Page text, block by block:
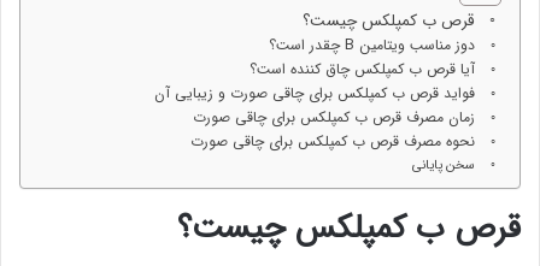
قرص ب کمپلکس چیست؟
دوز مناسب ویتامین B چقدر است؟
آیا قرص ب کمپلکس چاق کننده است؟
فواید قرص ب کمپلکس برای چاقی صورت و زیبایی آن
زمان مصرف قرص ب کمپلکس برای چاقی صورت
نحوه مصرف قرص ب کمپلکس برای چاقی صورت
سخن پایانی
قرص ب کمپلکس چیست؟